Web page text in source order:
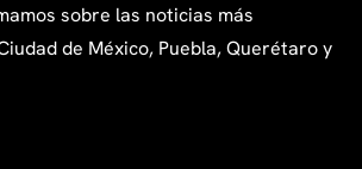
sobre las noticias más
de México, Puebla, Querétaro y